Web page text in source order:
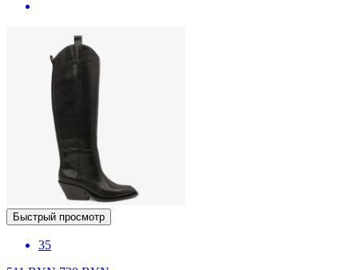
Быстрый просмотр
35